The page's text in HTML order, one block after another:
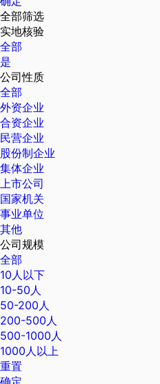
全部筛选
实地核验
全部
是
公司性质
全部
外资企业
合资企业
民营企业
股份制企业
集体企业
上市公司
国家机关
事业单位
其他
公司规模
全部
10人以下
10-50人
50-200人
200-500人
500-1000人
1000人以上
重置
确定